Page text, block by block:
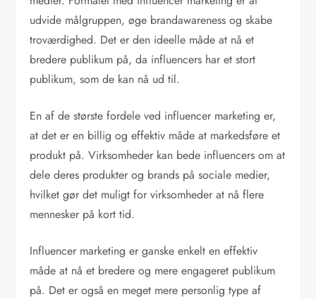
udvide målgruppen, øge brandawareness og skabe
troværdighed. Det er den ideelle måde at nå et
bredere publikum på, da influencers har et stort
publikum, som de kan nå ud til.
En af de største fordele ved influencer marketing er,
at det er en billig og effektiv måde at markedsføre et
produkt på. Virksomheder kan bede influencers om at
dele deres produkter og brands på sociale medier,
hvilket gør det muligt for virksomheder at nå flere
mennesker på kort tid.
Influencer marketing er ganske enkelt en effektiv
måde at nå et bredere og mere engageret publikum
på. Det er også en meget mere personlig type af